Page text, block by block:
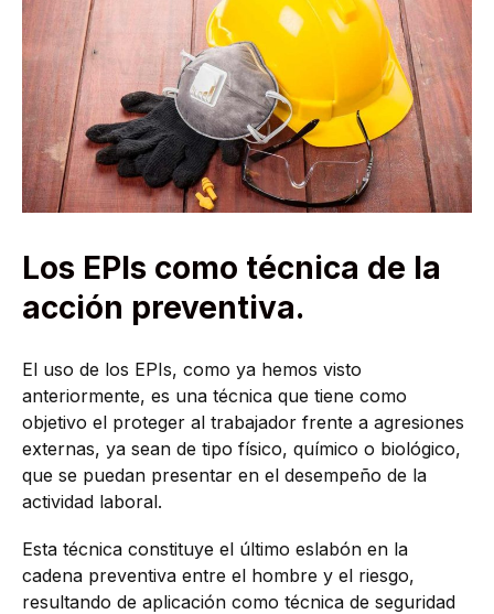
Los EPIs como técnica de la
acción preventiva.
El uso de los EPIs, como ya hemos visto
anteriormente, es una técnica que tiene como
objetivo el proteger al trabajador frente a agresiones
externas, ya sean de tipo físico, químico o biológico,
que se puedan presentar en el desempeño de la
actividad laboral.
Esta técnica constituye el último eslabón en la
cadena preventiva entre el hombre y el riesgo,
resultando de aplicación como técnica de seguridad